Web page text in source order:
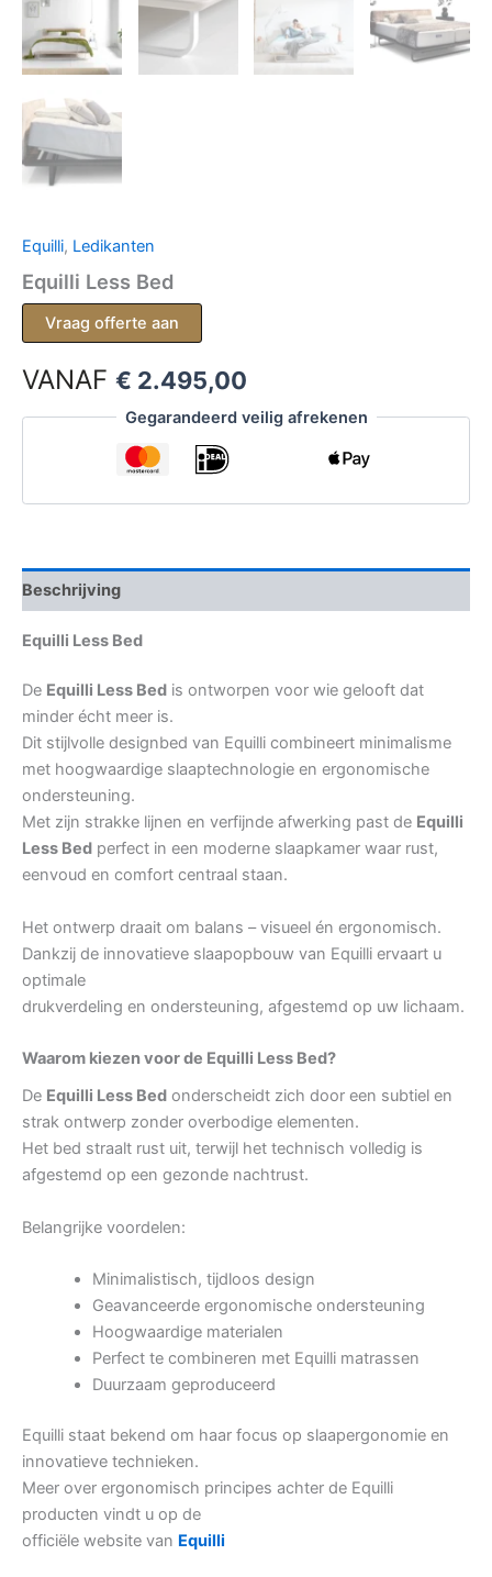
Equilli, Ledikanten
Equilli Less Bed
Vraag offerte aan
VANAF € 2.495,00
Gegarandeerd veilig afrekenen
Beschrijving
Equilli Less Bed
De Equilli Less Bed is ontworpen voor wie gelooft dat
minder écht meer is.
Dit stijlvolle designbed van Equilli combineert minimalisme
met hoogwaardige slaaptechnologie en ergonomische
ondersteuning.
Met zijn strakke lijnen en verfijnde afwerking past de Equilli
Less Bed perfect in een moderne slaapkamer waar rust,
eenvoud en comfort centraal staan.
Het ontwerp draait om balans – visueel én ergonomisch.
Dankzij de innovatieve slaapopbouw van Equilli ervaart u
optimale
drukverdeling en ondersteuning, afgestemd op uw lichaam.
Waarom kiezen voor de Equilli Less Bed?
De Equilli Less Bed onderscheidt zich door een subtiel en
strak ontwerp zonder overbodige elementen.
Het bed straalt rust uit, terwijl het technisch volledig is
afgestemd op een gezonde nachtrust.
Belangrijke voordelen:
Minimalistisch, tijdloos design
Geavanceerde ergonomische ondersteuning
Hoogwaardige materialen
Perfect te combineren met Equilli matrassen
Duurzaam geproduceerd
Equilli staat bekend om haar focus op slaapergonomie en
innovatieve technieken.
Meer over ergonomisch principes achter de Equilli
producten vindt u op de
officiële website van Equilli